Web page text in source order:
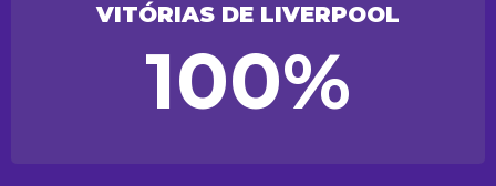
VITÓRIAS DE LIVERPOOL
100%